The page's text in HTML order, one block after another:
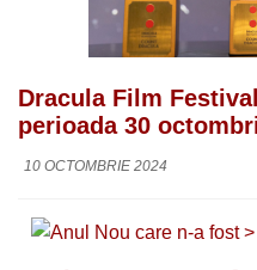
Dracula Film
perioada 30
10 OCTOMBRIE 2024